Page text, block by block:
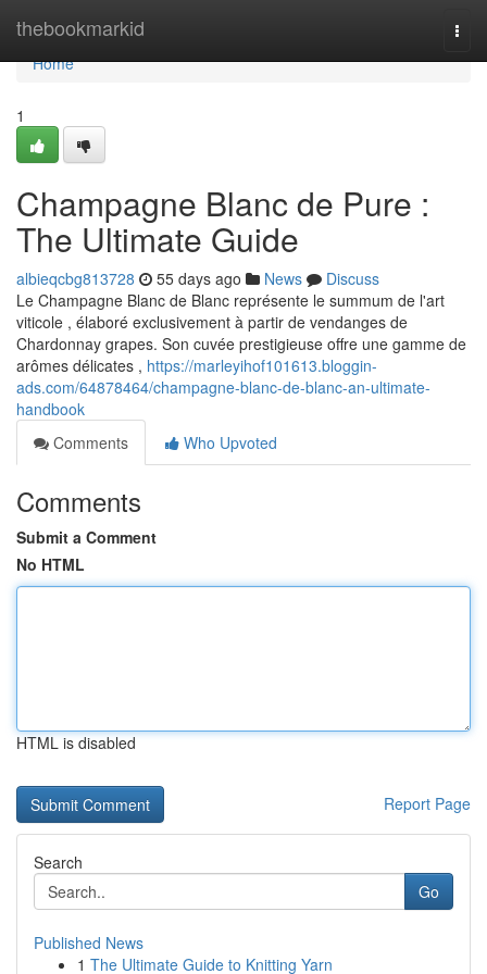
thebookmarkid
Home
Home
1
Champagne Blanc de Pure :
The Ultimate Guide
albieqcbg813728 55 days ago News
Discuss
Le Champagne Blanc de Blanc représente le summum de l'art
viticole , élaboré exclusivement à partir de vendanges de
Chardonnay grapes. Son cuvée prestigieuse offre une gamme de
arômes délicates , https://marleyihof101613.bloggin-
ads.com/64878464/champagne-blanc-de-blanc-an-ultimate-
handbook
Comments
Who Upvoted
Comments
Submit a Comment
No HTML
HTML is disabled
Report Page
Search
Go
Published News
1 The Ultimate Guide to Knitting Yarn